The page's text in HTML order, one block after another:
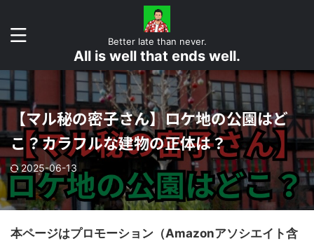
Better late than never.
All is well that ends well.
【マル秘の密子さん】ロケ地の公園はど
こ？カラフルな建物の正体は？
2025-06-13
本ページはプロモーション（Amazonアソシエイト含